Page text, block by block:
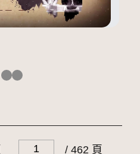
/ 462 頁